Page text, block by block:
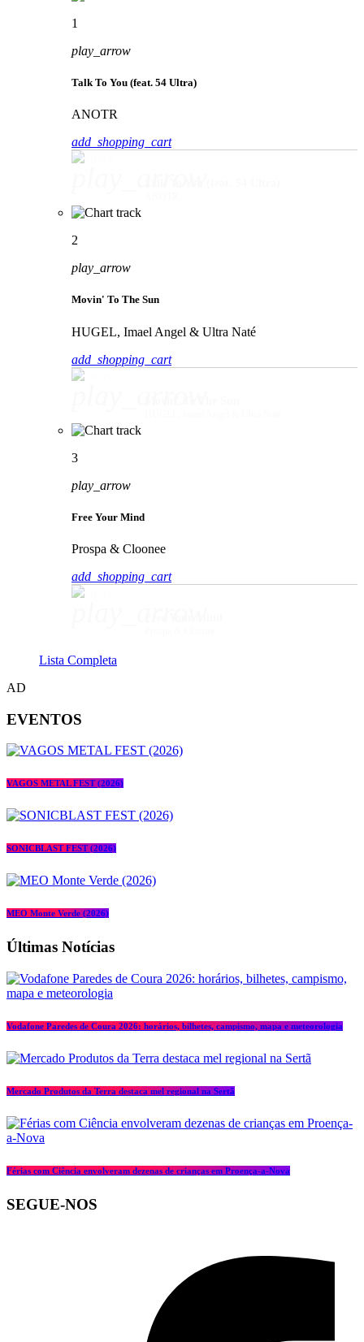
1
play_arrow
Talk To You (feat. 54 Ultra)
ANOTR
add_shopping_cart
2
play_arrow
Movin' To The Sun
HUGEL, Imael Angel & Ultra Naté
add_shopping_cart
3
play_arrow
Free Your Mind
Prospa & Cloonee
add_shopping_cart
Lista Completa
AD
EVENTOS
VAGOS METAL FEST (2026)
SONICBLAST FEST (2026)
MEO Monte Verde (2026)
Últimas Notícias
Vodafone Paredes de Coura 2026: horários, bilhetes, campismo, mapa e meteorologia
Mercado Produtos da Terra destaca mel regional na Sertã
Férias com Ciência envolveram dezenas de crianças em Proença-a-Nova
SEGUE-NOS